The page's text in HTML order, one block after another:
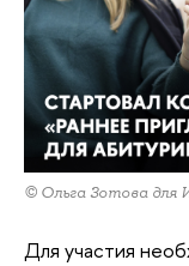
© Ольга Зотова
Для участия